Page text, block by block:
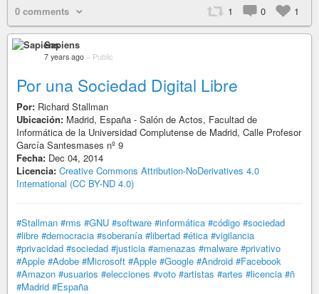
0 comments 1 0 1
Sapiens
7 years ago – Public
Por una Sociedad Digital Libre
Por: Richard Stallman
Ubicación: Madrid, España - Salón de Actos, Facultad de
Informática de la Universidad Complutense de Madrid, Calle Profesor
García Santesmases nº 9
Fecha: Dec 04, 2014
Licencia: Creative Commons Attribution-NoDerivatives 4.0
International (CC BY-ND 4.0)
#Stallman #rms #GNU #software #informática #código #sociedad
#libre #democracia #soberanía #libertad #ética #vigilancia
#privacidad #sociedad #justicia #amenazas #malware #privativo
#Apple #Adobe #Microsoft #Apple #Google #Android #Facebook
#Amazon #usuarios #elecciones #voto #artistas #artes #licencia #ñ
#Madrid #España